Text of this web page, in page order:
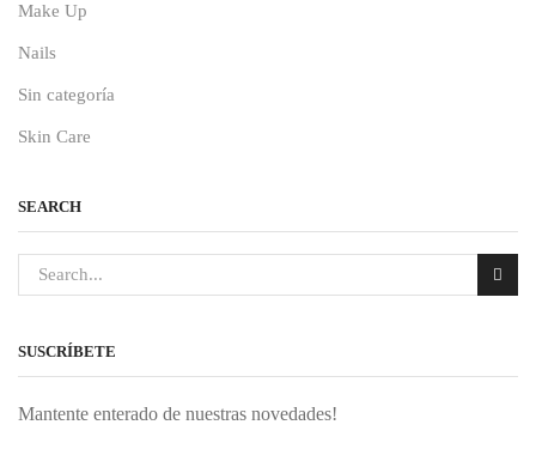
Make Up
Nails
Sin categoría
Skin Care
SEARCH
SUSCRÍBETE
Mantente enterado de nuestras novedades!